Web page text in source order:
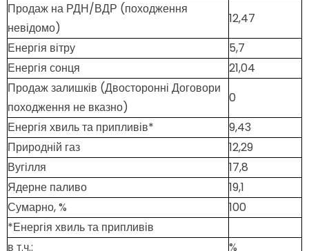
Продаж на РДН/ВДР (походження
невідомо)
12,47
Енергія вітру
5,7
Енергія сонця
21,04
Продаж залишків (Двосторонні Договори
походження не вказно)
0
Енергія хвиль та припливів*
9,43
Природній газ
12,29
Вугілля
17,8
Ядерне паливо
19,1
Сумарно, %
100
*Енергія хвиль та припливів
в т.ч.:
%